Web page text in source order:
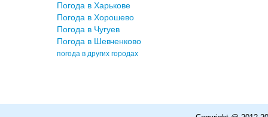
Погода в Харькове
Погода в Хорошево
Погода в Чугуев
Погода в Шевченковo
погода в других городах